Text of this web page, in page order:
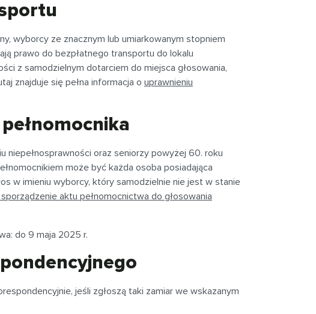
wyborcy ze znacznym lub umiarkowanym stopniem
prawo do bezpłatnego transportu do lokalu
z samodzielnym dotarciem do miejsca głosowania,
znajduje się pełna informacja o uprawnieniu
niepełnosprawności oraz seniorzy powyżej 60. roku
może być każda osoba posiadająca
w imieniu wyborcy, który samodzielnie nie jest w stanie
aktu pełnomocnictwa do głosowania
do 9 maja 2025 r.
jeśli zgłoszą taki zamiar we wskazanym